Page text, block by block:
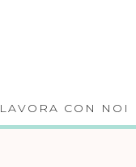
LAVORA CON NOI